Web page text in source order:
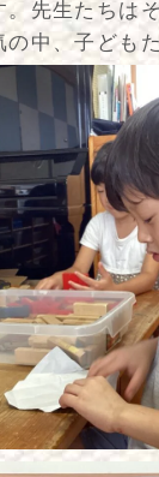
。先生たちは
の中、子ども